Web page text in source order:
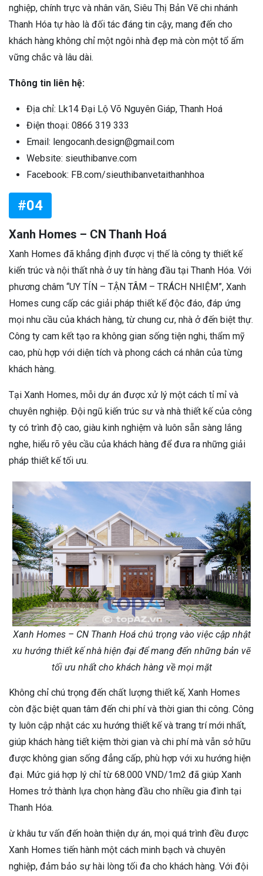
nghiệp, chính trực và nhân văn, Siêu Thị Bản Vẽ chi nhánh
Thanh Hóa tự hào là đối tác đáng tin cậy, mang đến cho
khách hàng không chỉ một ngôi nhà đẹp mà còn một tổ ấm
vững chắc và lâu dài.
Thông tin liên hệ:
Địa chỉ: Lk14 Đại Lộ Võ Nguyên Giáp, Thanh Hoá
Điện thoại: 0866 319 333
Email: lengocanh.design@gmail.com
Website: sieuthibanve.com
Facebook: FB.com/sieuthibanvetaithanhhoa
#04
Xanh Homes – CN Thanh Hoá
Xanh Homes đã khẳng định được vị thế là công ty thiết kế
kiến trúc và nội thất nhà ở uy tín hàng đầu tại Thanh Hóa. Với
phương châm “UY TÍN – TẬN TÂM – TRÁCH NHIỆM”, Xanh
Homes cung cấp các giải pháp thiết kế độc đáo, đáp ứng
mọi nhu cầu của khách hàng, từ chung cư, nhà ở đến biệt thự.
Công ty cam kết tạo ra không gian sống tiện nghi, thẩm mỹ
cao, phù hợp với diện tích và phong cách cá nhân của từng
khách hàng.
Tại Xanh Homes, mỗi dự án được xử lý một cách tỉ mỉ và
chuyên nghiệp. Đội ngũ kiến trúc sư và nhà thiết kế của công
ty có trình độ cao, giàu kinh nghiệm và luôn sẵn sàng lắng
nghe, hiểu rõ yêu cầu của khách hàng để đưa ra những giải
pháp thiết kế tối ưu.
Xanh Homes – CN Thanh Hoá chú trọng vào việc cập nhật
xu hướng thiết kế nhà hiện đại để mang đến những bản vẽ
tối ưu nhất cho khách hàng về mọi mặt
Không chỉ chú trọng đến chất lượng thiết kế, Xanh Homes
còn đặc biệt quan tâm đến chi phí và thời gian thi công. Công
ty luôn cập nhật các xu hướng thiết kế và trang trí mới nhất,
giúp khách hàng tiết kiệm thời gian và chi phí mà vẫn sở hữu
được không gian sống đẳng cấp, phù hợp với xu hướng hiện
đại. Mức giá hợp lý chỉ từ 68.000 VND/1m2 đã giúp Xanh
Homes trở thành lựa chọn hàng đầu cho nhiều gia đình tại
Thanh Hóa.
ừ khâu tư vấn đến hoàn thiện dự án, mọi quá trình đều được
Xanh Homes tiến hành một cách minh bạch và chuyên
nghiệp, đảm bảo sự hài lòng tối đa cho khách hàng. Với đội